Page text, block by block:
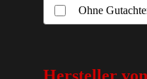
Ladeluftkühler
Ohne